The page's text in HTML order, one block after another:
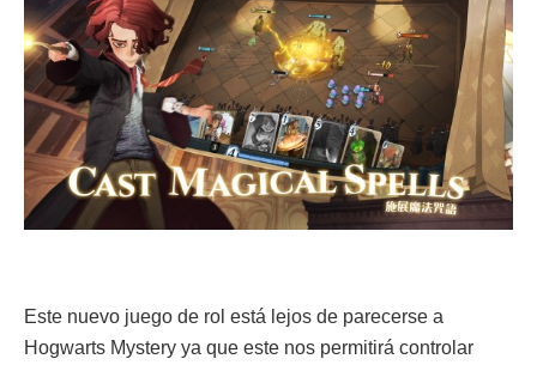
Este nuevo juego de rol está lejos de parecerse a
Hogwarts Mystery ya que este nos permitirá controlar